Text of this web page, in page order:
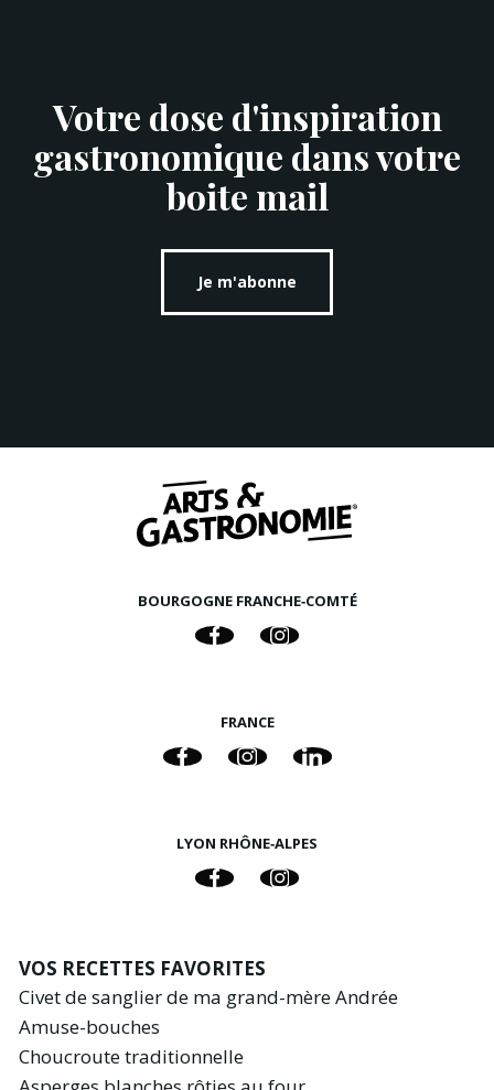
Votre dose d'inspiration
gastronomique dans votre
boite mail
Je m'abonne
BOURGOGNE FRANCHE‑COMTÉ
FRANCE
LYON RHÔNE‑ALPES
VOS RECETTES FAVORITES
Civet de sanglier de ma grand-mère Andrée
Amuse-bouches
Choucroute traditionnelle